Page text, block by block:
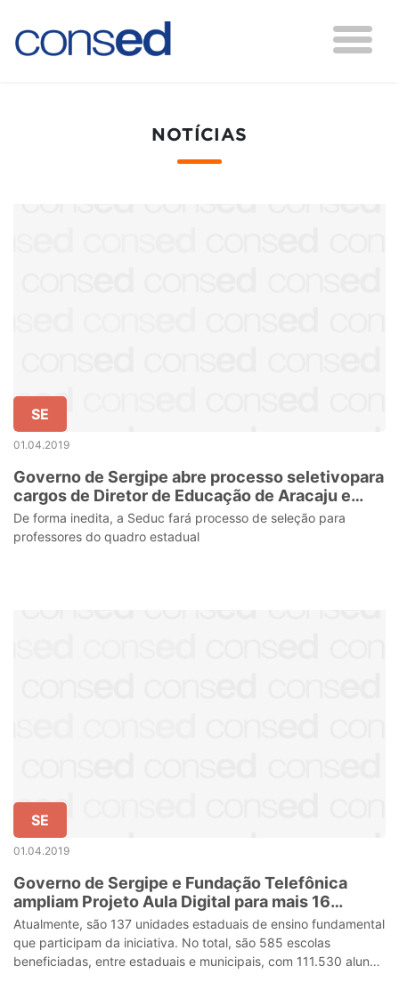
NOTÍCIAS
SE
01.04.2019
Governo de Sergipe abre processo seletivopara
cargos de Diretor de Educação de Aracaju e
Diretor Regional de Educação
De forma inedita, a Seduc fará processo de seleção para
professores do quadro estadual
SE
01.04.2019
Governo de Sergipe e Fundação Telefônica
ampliam Projeto Aula Digital para mais 16
municípios sergipanos
Atualmente, são 137 unidades estaduais de ensino fundamental
que participam da iniciativa. No total, são 585 escolas
beneficiadas, entre estaduais e municipais, com 111.530 alunos